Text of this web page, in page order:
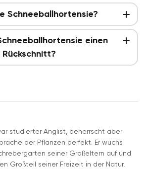
Schneeballhortensie?
einen
studierter Anglist, beherrscht aber
der Pflanzen perfekt. Er wuchs
seiner Großeltern auf und
Großteil seiner Freizeit in der Natur,